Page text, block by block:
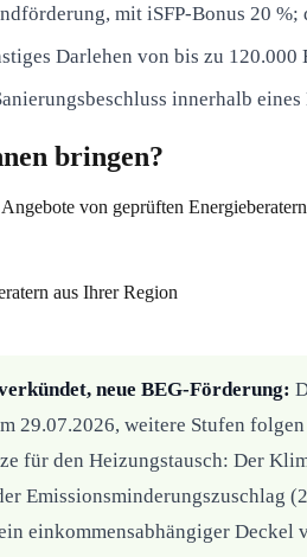
mit iSFP-Bonus 20
Darlehen von bis zu
innerhalb
bringen?
von geprüften
aus Ihrer Region
neue BEG-Förderung:
29.07.2026, weitere Stufen
für den Heizungstausch: Der
einkommensabhängiger